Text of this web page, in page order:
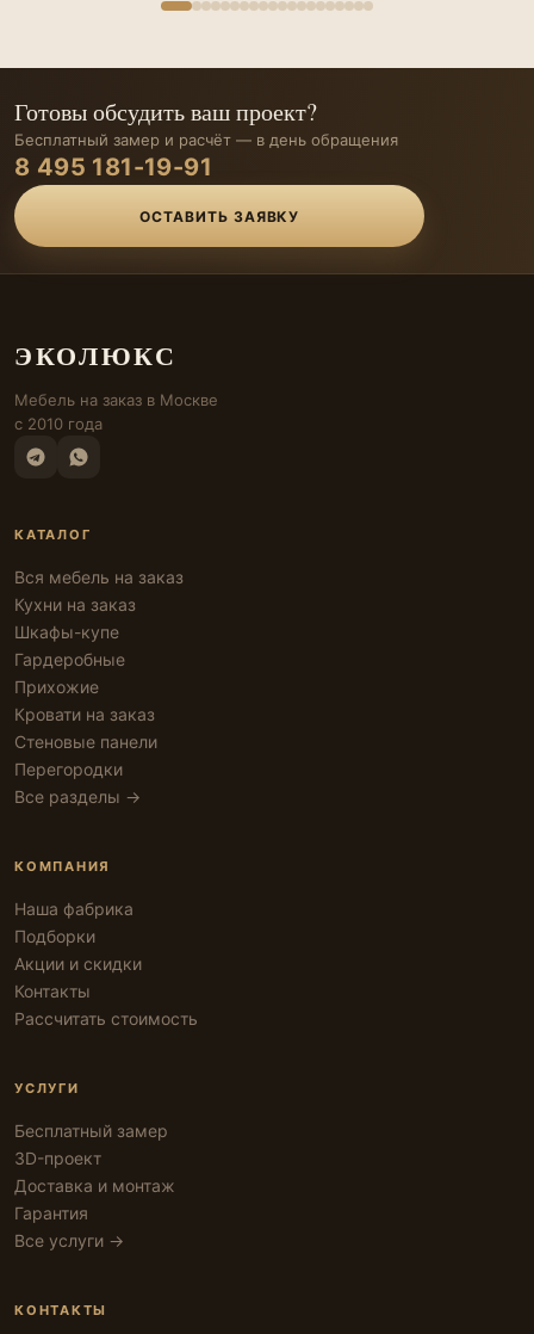
Готовы обсудить ваш проект?
Бесплатный замер и расчёт — в день обращения
8 495 181-19-91
ОСТАВИТЬ ЗАЯВКУ
ЭКОЛЮКС
Мебель на заказ в Москве
с 2010 года
КАТАЛОГ
Вся мебель на заказ
Кухни на заказ
Шкафы-купе
Гардеробные
Прихожие
Кровати на заказ
Стеновые панели
Перегородки
Все разделы →
КОМПАНИЯ
Наша фабрика
Подборки
Акции и скидки
Контакты
Рассчитать стоимость
УСЛУГИ
Бесплатный замер
3D-проект
Доставка и монтаж
Гарантия
Все услуги →
КОНТАКТЫ